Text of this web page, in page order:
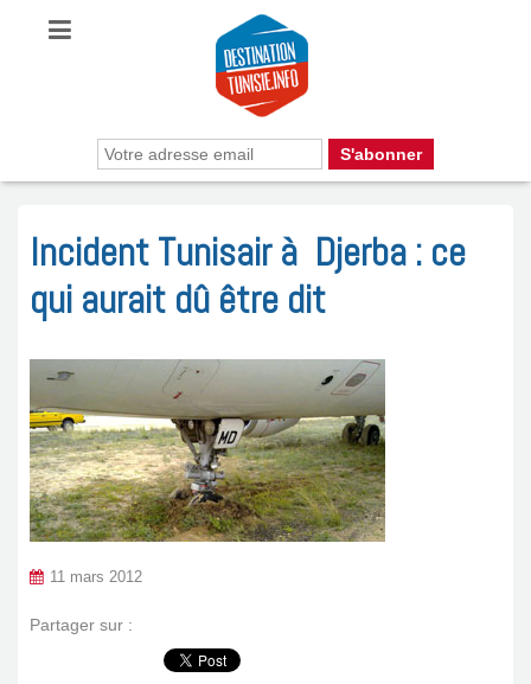
Incident Tunisair à Djerba : ce
qui aurait dû être dit
11 mars 2012
Partager sur :